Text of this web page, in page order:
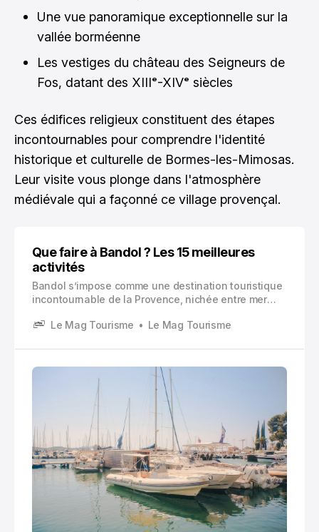
Une vue panoramique exceptionnelle sur la
vallée borméenne
Les vestiges du château des Seigneurs de
Fos, datant des XIIIᵉ-XIVᵉ siècles
Ces édifices religieux constituent des étapes
incontournables pour comprendre l'identité
historique et culturelle de Bormes-les-Mimosas.
Leur visite vous plonge dans l'atmosphère
médiévale qui a façonné ce village provençal.
Que faire à Bandol ? Les 15 meilleures
activités
Bandol s’impose comme une destination touristique
incontournable de la Provence, nichée entre mer
Le Mag Tourisme
Le Mag Tourisme